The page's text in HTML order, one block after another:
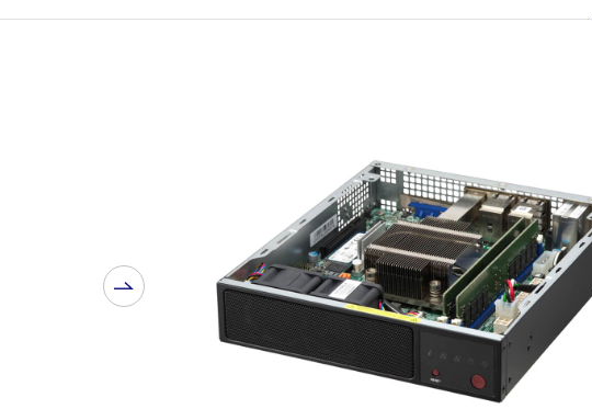
メーカーから探す